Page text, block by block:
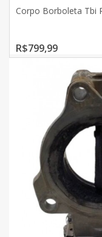
Corpo Borboleta Tbi
R$799,99